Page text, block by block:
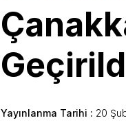
Yayınlanma Tarihi : 20